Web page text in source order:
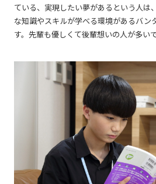
ている、実現したい夢があるという人は
な知識やスキルが学べる環境があるバン
す。先輩も優しくて後輩想いの人が多いで